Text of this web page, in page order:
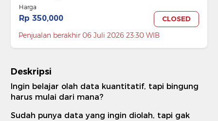
Harga
Rp 350,000
CLOSED
Penjualan berakhir 06 Juli 2026 23:30 WIB
Deskripsi
Ingin belajar olah data kuantitatif, tapi bingung
harus mulai dari mana?
Sudah punya data yang ingin diolah, tapi gak